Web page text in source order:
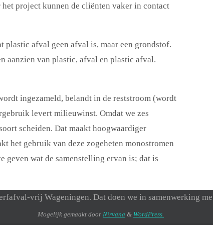
project kunnen de cliënten vaker in contact
plastic afval geen afval is, maar een grondstof.
aanzien van plastic, afval en plastic afval.
ingezameld, belandt in de reststroom (wordt
levert milieuwinst. Omdat we zes
scheiden. Dat maakt hoogwaardiger
het gebruik van deze zogeheten monostromen
geven wat de samenstelling ervan is; dat is
vrij Wageningen. Dat doen we in samenwerking
Mogelijk gemaakt door Nirvana & WordPress.